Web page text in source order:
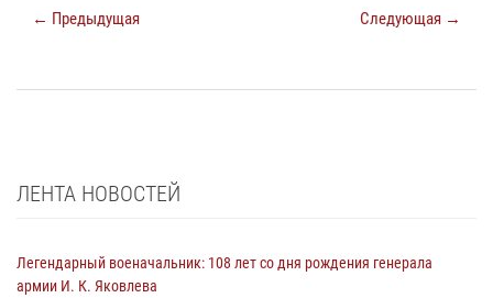
← Предыдущая Следующая →
ЛЕНТА НОВОСТЕЙ
Легендарный военачальник: 108 лет со дня рождения генерала
армии И. К. Яковлева